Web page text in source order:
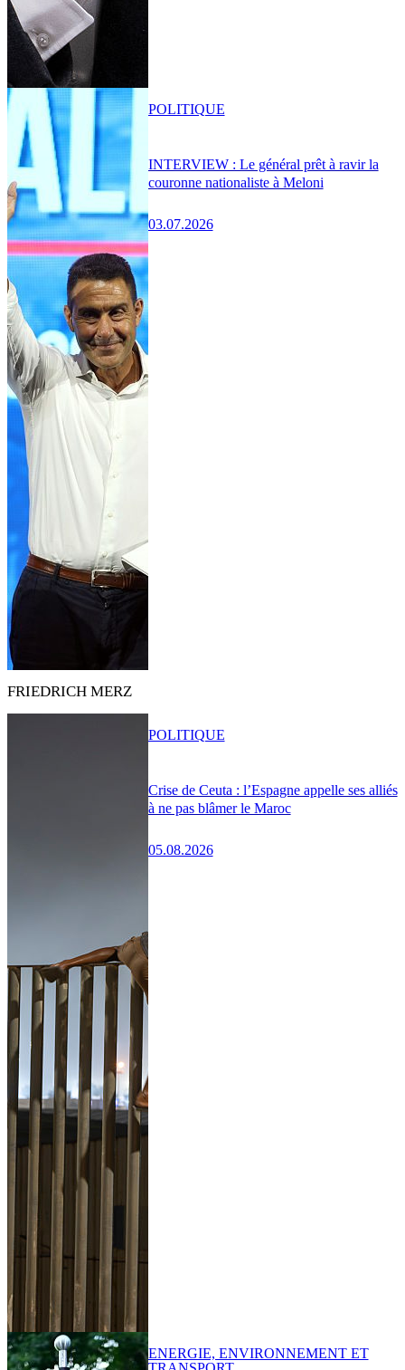
INTERVIEW : Le général prêt à ravir la
couronne nationaliste à Meloni
03.07.2026
POLITIQUE
FRIEDRICH MERZ
Crise de Ceuta : l’Espagne appelle ses alliés
à ne pas blâmer le Maroc
05.08.2026
POLITIQUE
ENERGIE, ENVIRONNEMENT ET